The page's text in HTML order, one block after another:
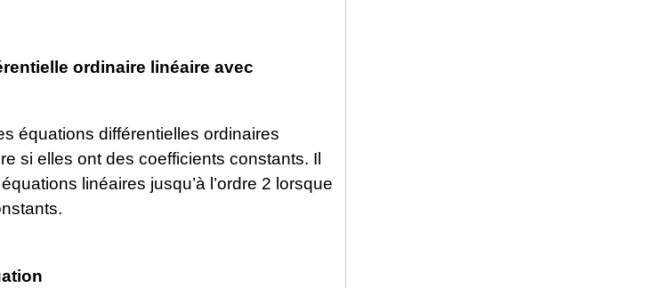
ordinaire linéaire avec
équations différentielles ordinaires
si elles ont des coefficients constants. Il
linéaires jusqu’à l’ordre 2 lorsque